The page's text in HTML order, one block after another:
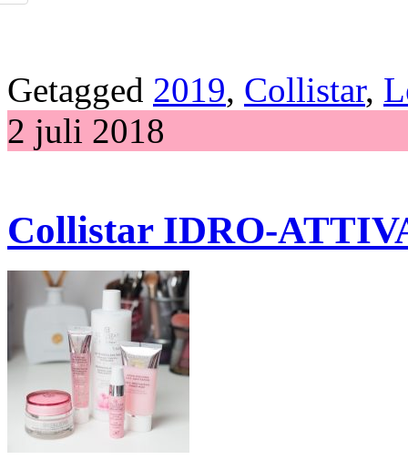
Getagged 2019, Collistar,
2 juli 2018
Collistar IDRO-